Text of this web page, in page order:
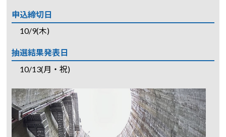
申込締切日
10/9(木)
抽選結果発表日
10/13(月・祝)